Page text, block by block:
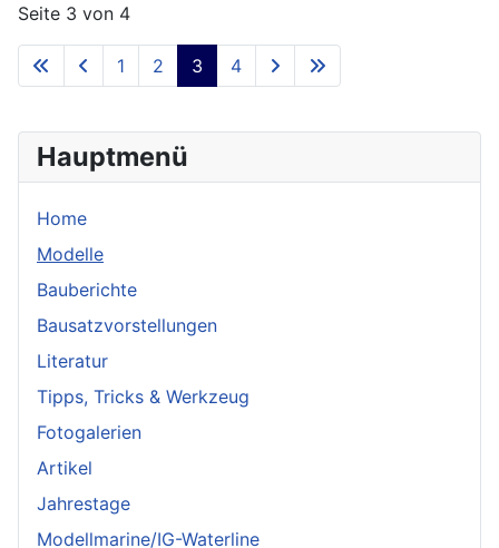
Hauptmenü
Home
Modelle
Bauberichte
Bausatzvorstellungen
Literatur
Tipps, Tricks & Werkzeug
Fotogalerien
Artikel
Jahrestage
Modellmarine/IG-Waterline
Seite 3 von 4
1 2 3 4